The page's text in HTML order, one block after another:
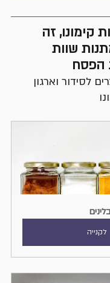
קימונו, זה
שוות
הפסח
לסידור וארגון
לקנייה